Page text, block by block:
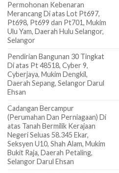
Permohonan Kebenaran
Merancang Di atas Lot Pt697,
Pt698, Pt699 dan Pt701, Mukim
Ulu Yam, Daerah Hulu Selangor,
Selangor
Pendirian Bangunan 30 Tingkat
Di atas Pt 48518, Cyber 9,
Cyberjaya, Mukim Dengkil,
Daerah Sepang, Selangor Darul
Ehsan
Cadangan Bercampur
(Perumahan Dan Perniagaan) Di
atas Tanah Bermilik Kerajaan
Negeri Seluas 58.345 Ekar,
Seksyen U10, Shah Alam, Mukim
Bukit Raja, Daerah Petaling,
Selangor Darul Ehsan